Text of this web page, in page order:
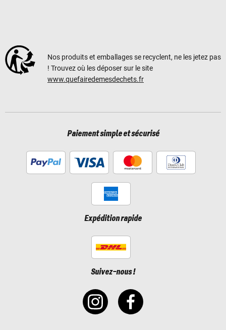
Nos produits et emballages se recyclent, ne les jetez pas
! Trouvez où les déposer sur le site
www.quefairedemesdechets.fr
Paiement simple et sécurisé
Expédition rapide
Suivez-nous !